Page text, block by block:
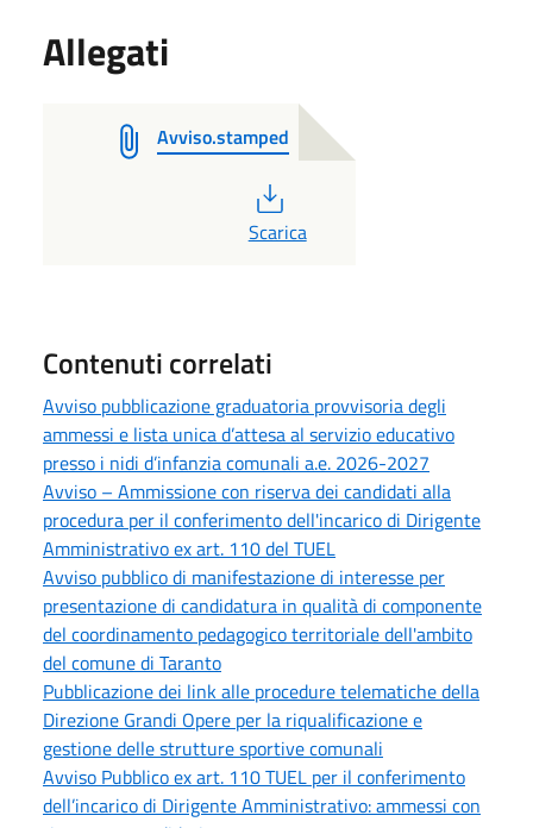
Allegati
Avviso.stamped
PDF
Scarica
Contenuti correlati
Avviso pubblicazione graduatoria provvisoria degli
ammessi e lista unica d’attesa al servizio educativo
presso i nidi d’infanzia comunali a.e. 2026-2027
Avviso – Ammissione con riserva dei candidati alla
procedura per il conferimento dell'incarico di Dirigente
Amministrativo ex art. 110 del TUEL
Avviso pubblico di manifestazione di interesse per
presentazione di candidatura in qualità di componente
del coordinamento pedagogico territoriale dell'ambito
del comune di Taranto
Pubblicazione dei link alle procedure telematiche della
Direzione Grandi Opere per la riqualificazione e
gestione delle strutture sportive comunali
Avviso Pubblico ex art. 110 TUEL per il conferimento
dell’incarico di Dirigente Amministrativo: ammessi con